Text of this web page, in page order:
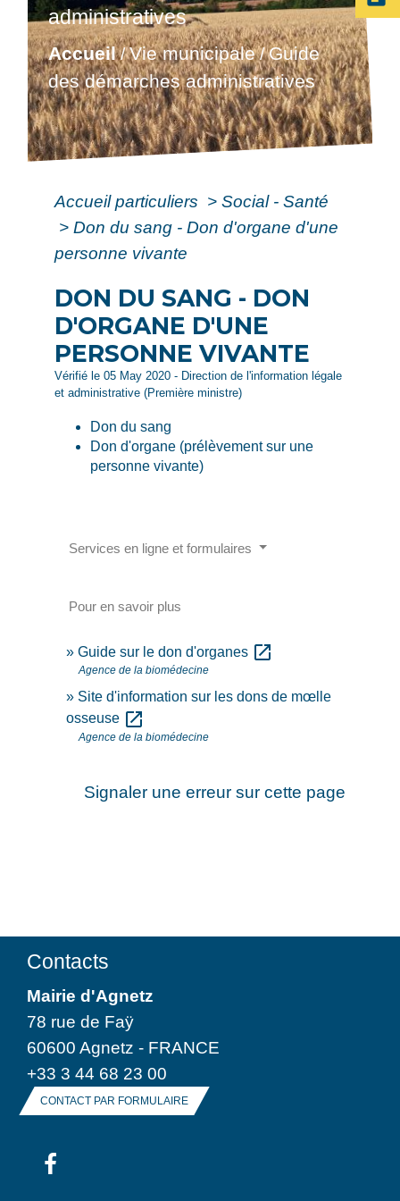
administratives
Accueil/Vie municipale/Guide
des démarches administratives
Accueil particuliers > Social - Santé
> Don du sang - Don d'organe d'une
personne vivante
DON DU SANG - DON
D'ORGANE D'UNE
PERSONNE VIVANTE
Vérifié le 05 May 2020 - Direction de l'information légale
et administrative (Première ministre)
Don du sang
Don d'organe (prélèvement sur une
personne vivante)
Services en ligne et formulaires
Pour en savoir plus
Guide sur le don d'organes open_in_new
Agence de la biomédecine
Site d'information sur les dons de mœlle
osseuse open_in_new
Agence de la biomédecine
Signaler une erreur sur cette page
Contacts
Mairie d'Agnetz
78 rue de Faÿ
60600 Agnetz - FRANCE
+33 3 44 68 23 00
CONTACT PAR FORMULAIRE